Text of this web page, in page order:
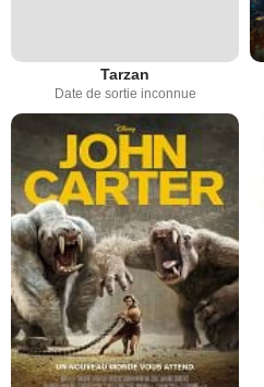
Tarzan
Date de sortie inconnue